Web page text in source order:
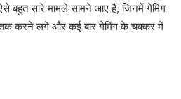
बहुत सारे मामले सामने आए हैं, जिनमें गेमिंग
तक करने लगे और कई बार गेमिंग के चक्कर में